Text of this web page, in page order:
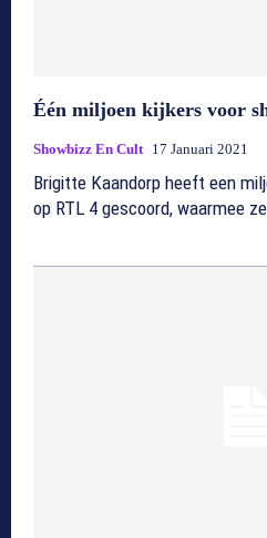
Één miljoen kijkers voor
Showbizz En Cult 17 Januari 2021
Brigitte Kaandorp heeft een
op RTL 4 gescoord, waarmee